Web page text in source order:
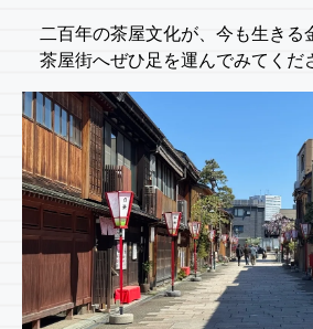
二百年の茶屋文化が、今も生きる
茶屋街へぜひ足を運んでみてくだ